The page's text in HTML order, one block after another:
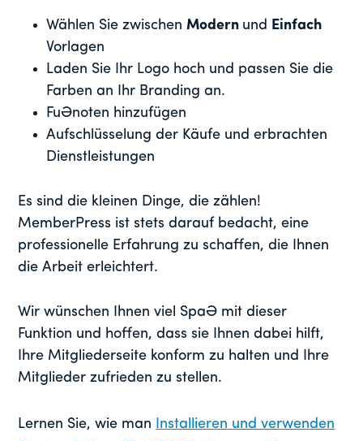
Wählen Sie zwischenModern und Einfach
Vorlagen
Laden Sie Ihr Logo hoch und passen Sie die
Farben an Ihr Branding an.
Fußnoten hinzufügen
Aufschlüsselung der Käufe und erbrachten
Dienstleistungen
Es sind die kleinen Dinge, die zählen!
MemberPress ist stets darauf bedacht, eine
professionelle Erfahrung zu schaffen, die Ihnen
die Arbeit erleichtert.
Wir wünschen Ihnen viel Spaß mit dieser
Funktion und hoffen, dass sie Ihnen dabei hilft,
Ihre Mitgliederseite konform zu halten und Ihre
Mitglieder zufrieden zu stellen.
Lernen Sie, wie man Installieren und verwenden